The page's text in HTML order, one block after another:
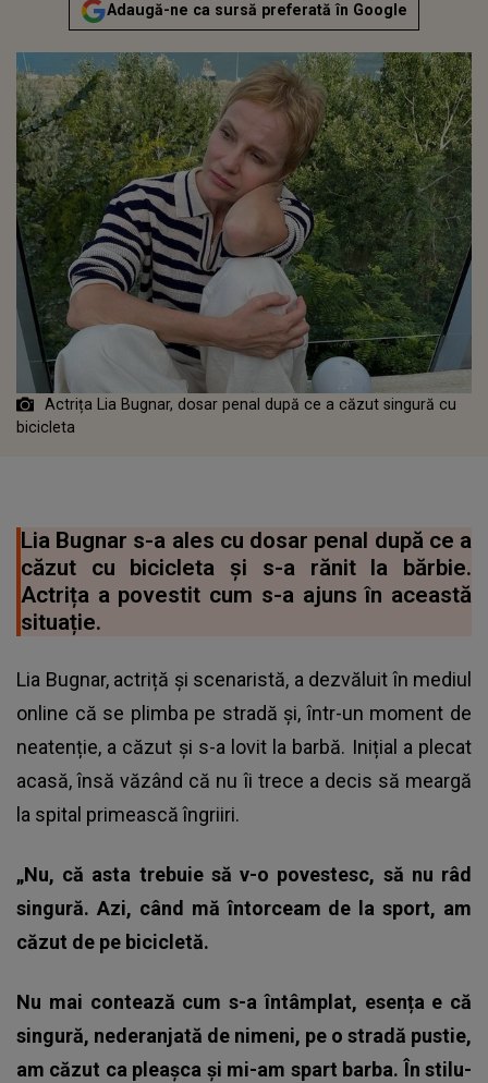
Adaugă-ne ca sursă preferată în Google
Actrița Lia Bugnar, dosar penal după ce a căzut singură cu
bicicleta
Lia Bugnar s-a ales cu dosar penal după ce a
căzut cu bicicleta și s-a rănit la bărbie.
Actrița a povestit cum s-a ajuns în această
situație.
Lia Bugnar, actriță și scenaristă, a dezvăluit în mediul
online că se plimba pe stradă și, într-un moment de
neatenție, a căzut și s-a lovit la barbă. Inițial a plecat
acasă, însă văzând că nu îi trece a decis să meargă
la spital primească îngriiri.
„Nu, că asta trebuie să v-o povestesc, să nu râd
singură. Azi, când mă întorceam de la sport, am
căzut de pe bicicletă.
Nu mai contează cum s-a întâmplat, esența e că
singură, nederanjată de nimeni, pe o stradă pustie,
am căzut ca pleașca și mi-am spart barba. În stilu-